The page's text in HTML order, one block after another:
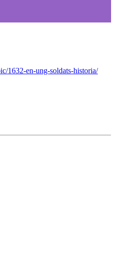
1632-en-ung-soldats-historia/